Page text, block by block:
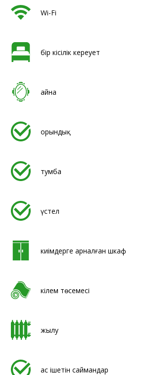
Wi-Fi
бір кісілік кереует
айна
орындық
тумба
үстел
киімдерге арналған шкаф
кілем төсемесі
жылу
ас ішетін саймандар